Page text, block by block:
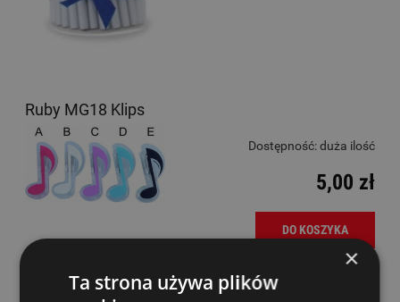
Ruby MG18 Klips
Dostępność:duża ilość
5,00 zł
DO KOSZYKA
Ruby MG27 Zestaw przyborów szkolnych
×
Ta strona używa plików